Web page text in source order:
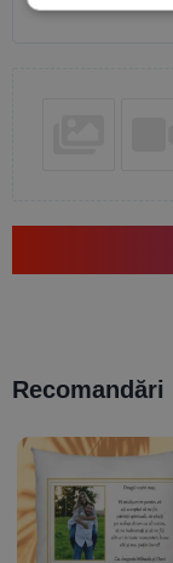
Recomandări